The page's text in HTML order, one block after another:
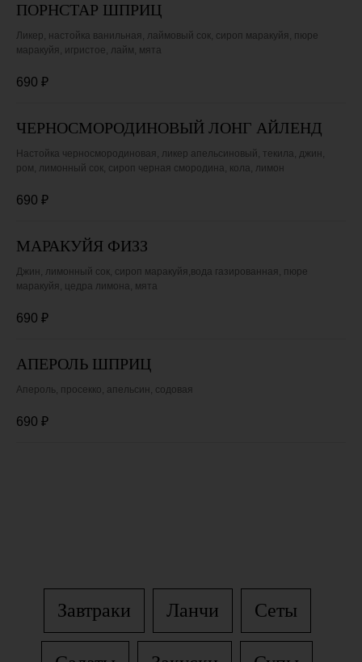
ПОРНСТАР ШПРИЦ
Ликер, настойка ванильная, лаймовый сок, сироп маракуйя, пюре
маракуйя, игристое, лайм, мята
690 ₽
ЧЕРНОСМОРОДИНОВЫЙ ЛОНГ АЙЛЕНД
Настойка черносмородиновая, ликер апельсиновый, текила, джин,
ром, лимонный сок, сироп черная смородина, кола, лимон
690 ₽
МАРАКУЙЯ ФИЗЗ
Джин, лимонный сок, сироп маракуйя,вода газированная, пюре
маракуйя, цедра лимона, мята
690 ₽
АПЕРОЛЬ ШПРИЦ
Апероль, просекко, апельсин, содовая
690 ₽
Завтраки Ланчи Сеты